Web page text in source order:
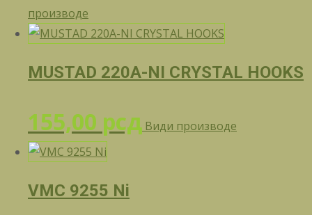
од
производе
MUSTAD 220A-NI CRYSTAL HOOKS
155,00 рсд Види производе
VMC 9255 Ni